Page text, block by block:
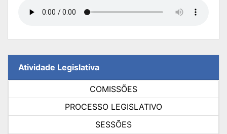
Atividade Legislativa
COMISSÕES
PROCESSO LEGISLATIVO
SESSÕES